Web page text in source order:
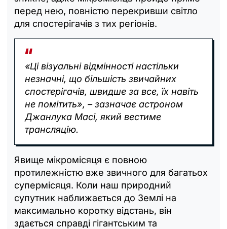
перед нею, повністю перекривши світло
для спостерігачів з тих регіонів.
«Ці візуальні відмінності настільки
незначні, що більшість звичайних
спостерігачів, швидше за все, їх навіть
не помітить», – зазначає астроном
Джанлука Масі, який вестиме
трансляцію.
Явище мікромісяця є повною
протилежністю вже звичного для багатьох
супермісяця. Коли наш природний
супутник наближається до Землі на
максимально коротку відстань, він
здається справді гігантським та